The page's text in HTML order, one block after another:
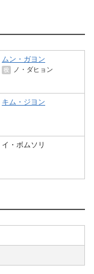
ムン・ガヨン
役 ノ・ダヒョン
キム・ジヨン
イ・ボムソリ